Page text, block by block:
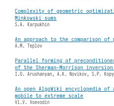
Complexity of geometric
Minkowski sums
S.A. Karpukhin
An approach to the comparison
A.M. Teplov
Parallel forming of
of the Sherman-Morrison
I.O. Arushanyan, A.K. Novikov, S.P.
An open AlgoWiki encyclopedia
mobile to extreme scale
Vl.V. Voevodin